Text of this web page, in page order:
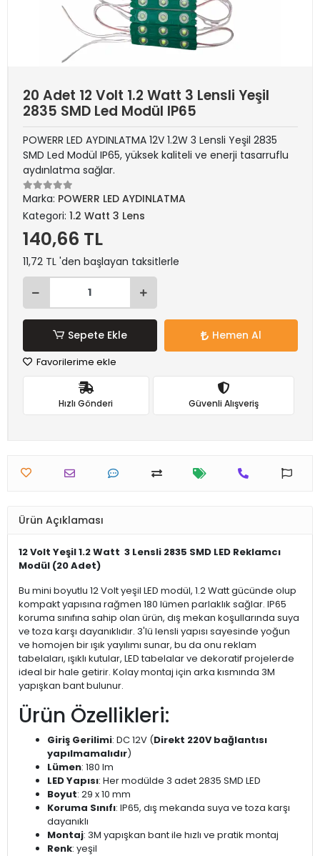
20 Adet 12 Volt 1.2 Watt 3 Lensli Yeşil
2835 SMD Led Modül IP65
POWERR LED AYDINLATMA 12V 1.2W 3 Lensli Yeşil 2835
SMD Led Modül IP65, yüksek kaliteli ve enerji tasarruflu
aydınlatma sağlar.
Marka: POWERR LED AYDINLATMA
Kategori: 1.2 Watt 3 Lens
140,66 TL
11,72 TL 'den başlayan taksitlerle
Sepete Ekle Hemen Al
Favorilerime ekle
Hızlı Gönderi Güvenli Alışveriş
Ürün Açıklaması
12 Volt Yeşil 1.2 Watt 3 Lensli 2835 SMD LED Reklamcı
Modül (20 Adet)
Bu mini boyutlu 12 Volt yeşil LED modül, 1.2 Watt gücünde olup
kompakt yapısına rağmen 180 lümen parlaklık sağlar. IP65
koruma sınıfına sahip olan ürün, dış mekan koşullarında suya
ve toza karşı dayanıklıdır. 3'lü lensli yapısı sayesinde yoğun
ve homojen bir ışık yayılımı sunar, bu da onu reklam
tabelaları, ışıklı kutular, LED tabelalar ve dekoratif projelerde
ideal bir hale getirir. Kolay montaj için arka kısmında 3M
yapışkan bant bulunur.
Ürün Özellikleri:
Giriş Gerilimi: DC 12V (Direkt 220V bağlantısı
yapılmamalıdır)
Lümen: 180 lm
LED Yapısı: Her modülde 3 adet 2835 SMD LED
Boyut: 29 x 10 mm
Koruma Sınıfı: IP65, dış mekanda suya ve toza karşı
dayanıklı
Montaj: 3M yapışkan bant ile hızlı ve pratik montaj
Renk: yeşil